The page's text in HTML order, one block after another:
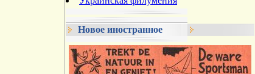
Новое иностранное